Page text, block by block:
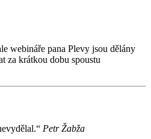
webináře pana Plevy jsou dělány
za krátkou dobu spoustu
Petr Žabža